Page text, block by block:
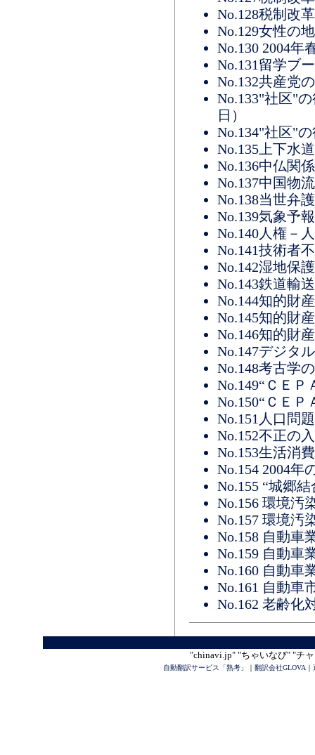
No.128税制改
No.129女性の
No.130 2004年
No.131留学ブ
No.132共産党
No.133"社区"
日）
No.134"社区"
No.135上下水
No.136中仏関
No.137中国物
No.138当世弁
No.139気象予
No.140人権－
No.141技術者
No.142湿地保
No.143鉄道輸
No.144知的財
No.145知的財
No.146知的財
No.147デジタ
No.148考古学
No.149“ＣＥＰ
No.150“ＣＥＰ
No.151人口問
No.152不正の
No.153生活消
No.154 2004年
No.155 “城郷
No.156 環境汚
No.157 環境汚
No.158 自動車
No.159 自動車
No.160 自動車
No.161 自動車
No.162 老齢化
"chinavi.jp" "ちゃいなび" "チ
自動翻訳サービス「熟考」 ｜ 翻訳会社GLOVA｜